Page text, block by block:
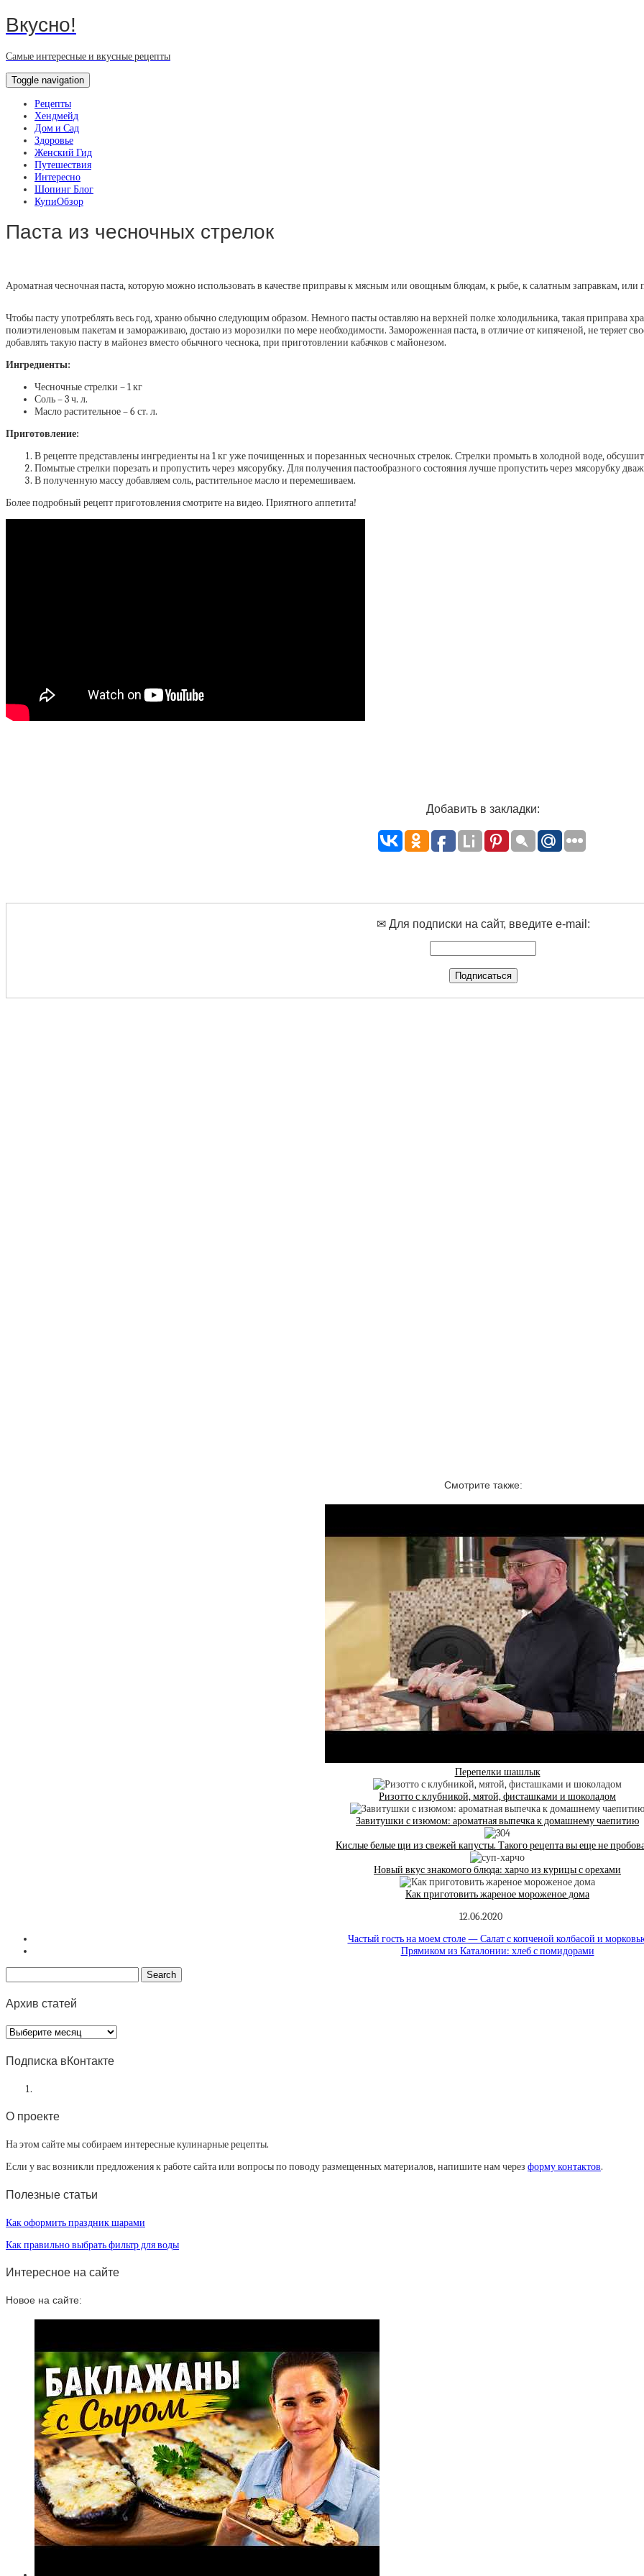
Вкусно!
Самые интересные и вкусные рецепты
Toggle navigation
Рецепты
Хендмейд
Дом и Сад
Здоровье
Женский Гид
Путешествия
Интересно
Шопинг Блог
КупиОбзор
Паста из чесночных стрелок
Ароматная чесночная паста, которую можно использовать в качестве приправы к мясным или овощным блюдам, к рыбе, к салатным заправкам, или
Чтобы пасту употреблять весь год, храню обычно следующим образом. Немного пасты оставляю на верхней полке холодильника, такая приправа
полиэтиленовым пакетам и замораживаю, достаю из морозилки по мере необходимости. Замороженная паста, в отличие от кипяченой, не теряет
добавлять такую пасту в майонез вместо обычного чеснока, при приготовлении кабачков с майонезом.
Ингредиенты:
Чесночные стрелки – 1 кг
Соль – 3 ч. л.
Масло растительное – 6 ст. л.
Приготовление:
В рецепте представлены ингредиенты на 1 кг уже почищенных и порезанных чесночных стрелок. Стрелки промыть в холодной воде,
Помытые стрелки порезать и пропустить через мясорубку. Для получения пастообразного состояния лучше пропустить через мясорубку
В полученную массу добавляем соль, растительное масло и перемешиваем.
Более подробный рецепт приготовления смотрите на видео. Приятного аппетита!
Добавить в закладки:
✉ Для подписки на сайт, введите e-mail:
Смотрите также:
Перепелки шашлык
Ризотто с клубникой, мятой, фисташками и шоколадом
Завитушки с изюмом: ароматная выпечка к домашнему чаепитию
Кислые белые щи из свежей капусты. Такого рецепта вы еще не
Новый вкус знакомого блюда: харчо из курицы с орехами
Как приготовить жареное мороженое дома
12.06.2020
Частый гость на моем столе — Салат с копченой колбасой и
Прямиком из Каталонии: хлеб с помидорами
Архив статей
Архив
статей
Подписка вКонтакте
О проекте
На этом сайте мы собираем интересные кулинарные рецепты.
Если у вас возникли предложения к работе сайта или вопросы по поводу размещенных материалов, напишите нам через форму контактов.
Полезные статьи
Как оформить праздник шарами
Как правильно выбрать фильтр для воды
Интересное на сайте
Новое на сайте: